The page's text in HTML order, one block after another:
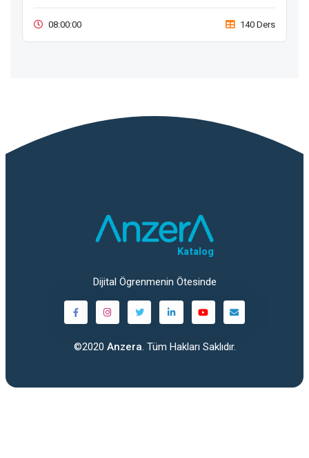
08:00:00 140 Ders
Katalog
Dijital Ögrenmenin Ötesinde
©2020 Anzera. Tüm Hakları Saklıdır.